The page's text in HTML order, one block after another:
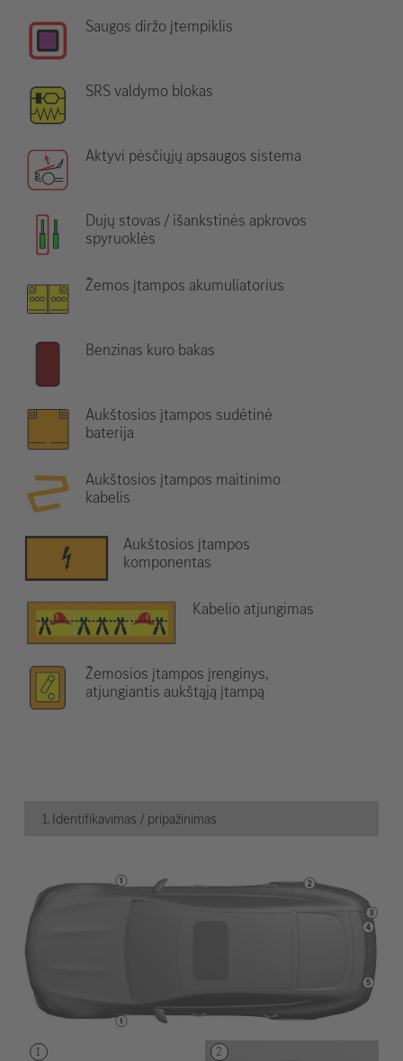
Saugos diržo įtempiklis
SRS valdymo blokas
Aktyvi pėsčiųjų apsaugos sistema
Dujų stovas / išankstinės apkrovos
spyruoklės
Žemos įtampos akumuliatorius
Benzinas kuro bakas
Aukštosios įtampos sudėtinė
baterija
Aukštosios įtampos maitinimo
kabelis
Aukštosios įtampos
komponentas
Kabelio atjungimas
Žemosios įtampos įrenginys,
atjungiantis aukštąją įtampą
1. Identifikavimas / pripažinimas